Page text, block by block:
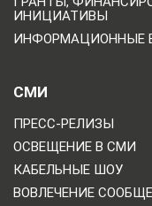
ИНИЦИАТИВЫ
ИНФОРМАЦИОННЫЕ
СМИ
ПРЕСС-РЕЛИЗЫ
ОСВЕЩЕНИЕ В СМИ
КАБЕЛЬНЫЕ ШОУ
ВОВЛЕЧЕНИЕ